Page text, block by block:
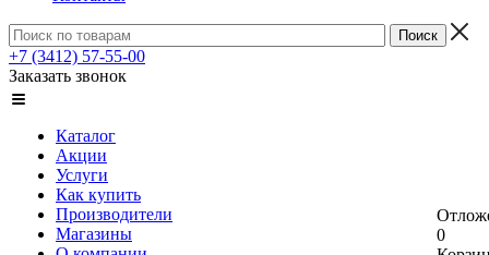
+7 (3412) 57-55-00
Заказать звонок
Каталог
Акции
Услуги
Как купить
Производители
Магазины
0